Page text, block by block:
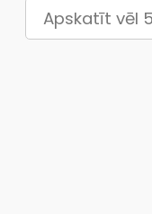
Apskatīt vēl